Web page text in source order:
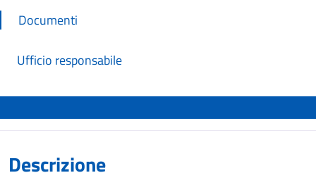
Documenti
Ufficio responsabile
Descrizione